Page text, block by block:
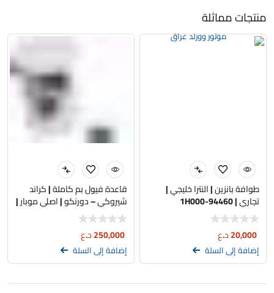
منتجات مماثلة
طوافة بانزين | النترا خليجي |
تجاري | 94460-1H000
20,000د.ع
إضافة إلى السلة
قاعدة فيول بم كاملة | كراند
شيروكي – دورنكو | اصلي موبار |
3.6L – 5.7L
250,000د.ع
إضافة إلى السلة